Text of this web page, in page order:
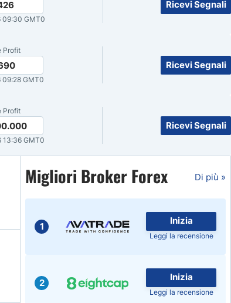
GMT0
Ricevi Segnali
Profit
GMT0
Ricevi Segnali
Profit
GMT0
Ricevi Segnali
Migliori Broker Forex Di più »
1
Inizia
Leggi la recensione
2
Inizia
Leggi la recensione